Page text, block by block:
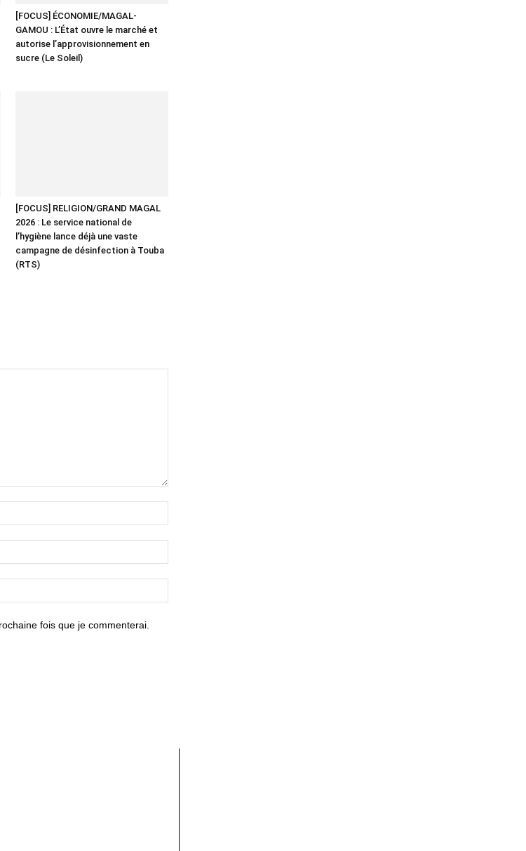
[FOCUS] ÉCONOMIE/MAGAL-
GAMOU : L’État ouvre le marché et
autorise l’approvisionnement en
sucre (Le Soleil)
[FOCUS] RELIGION/GRAND MAGAL
2026 : Le service national de
l’hygiène lance déjà une vaste
campagne de désinfection à Touba
(RTS)
fois que je commenterai.